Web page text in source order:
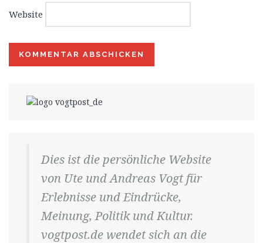
Website
Dies ist die persönliche Website
von Ute und Andreas Vogt für
Erlebnisse und Eindrücke,
Meinung, Politik und Kultur.
vogtpost.de wendet sich an die